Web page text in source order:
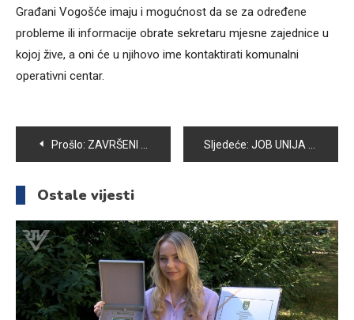
Građani Vogošće imaju i mogućnost da se za određene
probleme ili informacije obrate sekretaru mjesne zajednice u
kojoj žive, a oni će u njihovo ime kontaktirati komunalni
operativni centar.
Navigacija
članaka
Prošlo: ZAVRŠENI RADOVI NA REKONSTRUKCIJI SAOBRAĆAJNICE U ULICI BRANILACA HOTONJA Sljedeće: JOB UNIJA VETERANA OPĆINE VOGOŠĆA UREDNO IZVRŠAVA SVOJE ZADATKE
Ostale vijesti